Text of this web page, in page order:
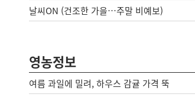
날씨ON (건조한 가을…주말 비예보)
영농정보
여름 과일에 밀려, 하우스 감귤 가격 뚝